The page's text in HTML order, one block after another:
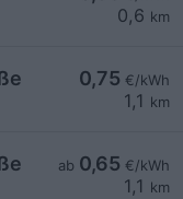
0,6 km
0,75 €/kWh
1,1 km
ab 0,65 €/kWh
1,1 km